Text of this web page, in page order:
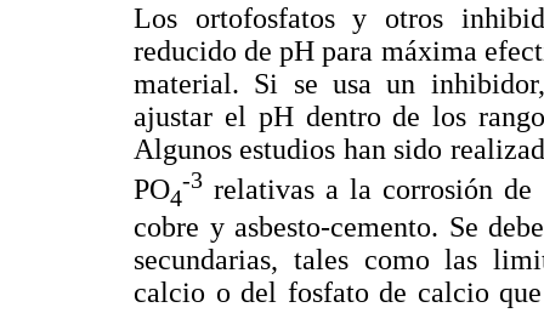
Los ortofosfatos y otros
reducido de pH para máxima
material. Si se usa un
ajustar el pH dentro de los
Algunos estudios han sido
PO4
-3 relativas a la corrosión
cobre y asbesto-cemento. Se
secundarias, tales como las
calcio o del fosfato de calcio